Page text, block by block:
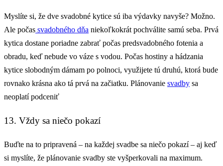
Myslíte si, že dve svadobné kytice sú iba výdavky navyše? Možno.
Ale počas svadobného dňa niekoľkokrát pochválite samú seba. Prvá
kytica dostane poriadne zabrať počas predsvadobného fotenia a
obradu, keď nebude vo váze s vodou. Počas hostiny a hádzania
kytice slobodným dámam po polnoci, využijete tú druhú, ktorá bude
rovnako krásna ako tá prvá na začiatku. Plánovanie svadby sa
neoplatí podceniť
13. Vždy sa niečo pokazí
Buďte na to pripravená – na každej svadbe sa niečo pokazí – aj keď
si myslíte, že plánovanie svadby ste vyšperkovali na maximum.